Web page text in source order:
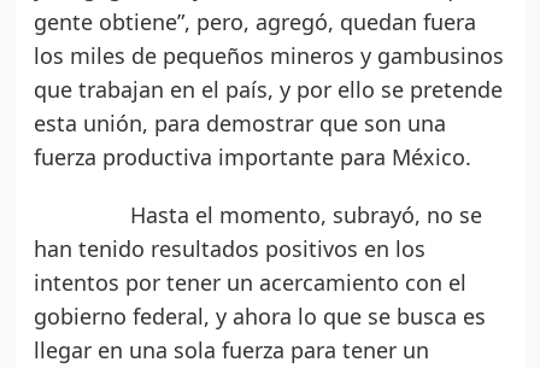
gente obtiene”, pero, agregó, quedan fuera
los miles de pequeños mineros y gambusinos
que trabajan en el país, y por ello se pretende
esta unión, para demostrar que son una
fuerza productiva importante para México.
Hasta el momento, subrayó, no se
han tenido resultados positivos en los
intentos por tener un acercamiento con el
gobierno federal, y ahora lo que se busca es
llegar en una sola fuerza para tener un